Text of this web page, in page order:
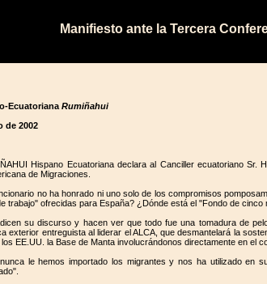
Manifiesto ante la Tercera
Ecuatoriana Rumiñahui
de 2002
Hispano Ecuatoriana declara al Canciller ecuatoriano
de Migraciones.
no ha honrado ni uno solo de los compromisos
trabajo" ofrecidas para España? ¿Dónde está el "Fondo de
su discurso y hacen ver que todo fue una tomadura de
exterior entreguista al liderar el ALCA, que desmantelará la
EE.UU. la Base de Manta involucrándonos directamente en el
le hemos importado los migrantes y nos ha utilizado